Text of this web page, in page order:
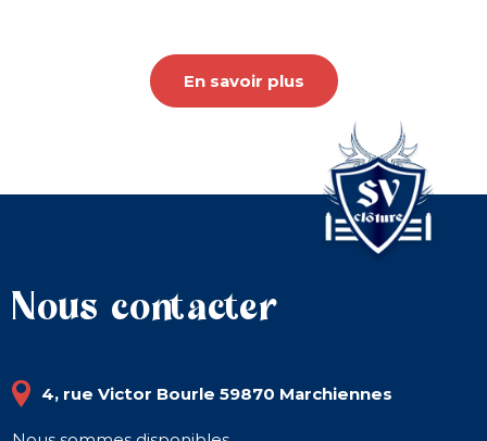
En savoir plus
Nous contacter
4, rue Victor Bourle 59870 Marchiennes